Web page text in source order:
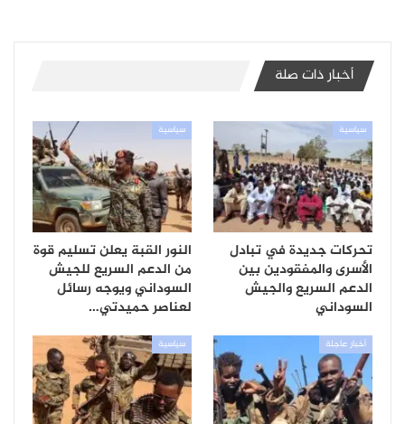
أخبار ذات صلة
سياسية
تحركات جديدة في تبادل
الأسرى والمفقودين بين
الدعم السريع والجيش
السوداني
سياسية
النور القبة يعلن تسليم قوة
من الدعم السريع للجيش
السوداني ويوجه رسائل
لعناصر حميدتي…
أخبار عاجلة سياسية